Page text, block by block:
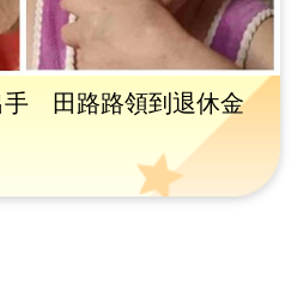
手 田路路領到退休金